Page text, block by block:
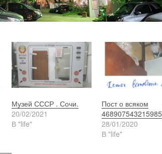
Музей СССР . Сочи.
20/02/2021
В "life"
Пост о всяком
468907543215985
28/01/2020
В "life"